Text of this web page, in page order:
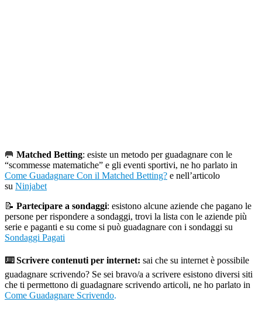
🥅 Matched Betting: esiste un metodo per guadagnare con le
“scommesse matematiche” e gli eventi sportivi, ne ho parlato in
Come Guadagnare Con il Matched Betting? e nell’articolo
su Ninjabet
📝 Partecipare a sondaggi: esistono alcune aziende che pagano le
persone per rispondere a sondaggi, trovi la lista con le aziende più
serie e paganti e su come si può guadagnare con i sondaggi su
Sondaggi Pagati
⌨️ Scrivere contenuti per internet: sai che su internet è possibile
guadagnare scrivendo? Se sei bravo/a a scrivere esistono diversi siti
che ti permettono di guadagnare scrivendo articoli, ne ho parlato in
Come Guadagnare Scrivendo.